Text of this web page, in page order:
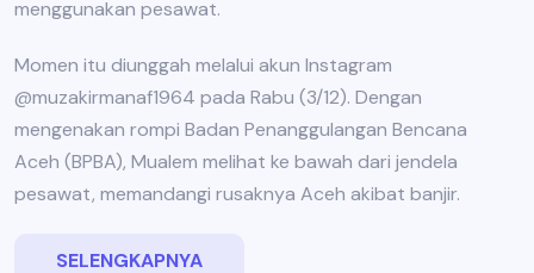
menggunakan pesawat.
Momen itu diunggah melalui akun Instagram
@muzakirmanaf1964 pada Rabu (3/12). Dengan
mengenakan rompi Badan Penanggulangan Bencana
Aceh (BPBA), Mualem melihat ke bawah dari jendela
pesawat, memandangi rusaknya Aceh akibat banjir.
SELENGKAPNYA